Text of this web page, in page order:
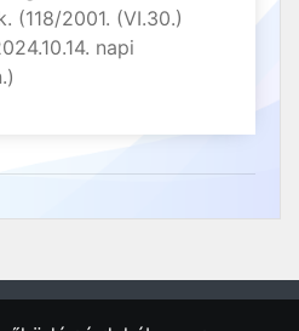
(118/2001. (VI.30.)
napi